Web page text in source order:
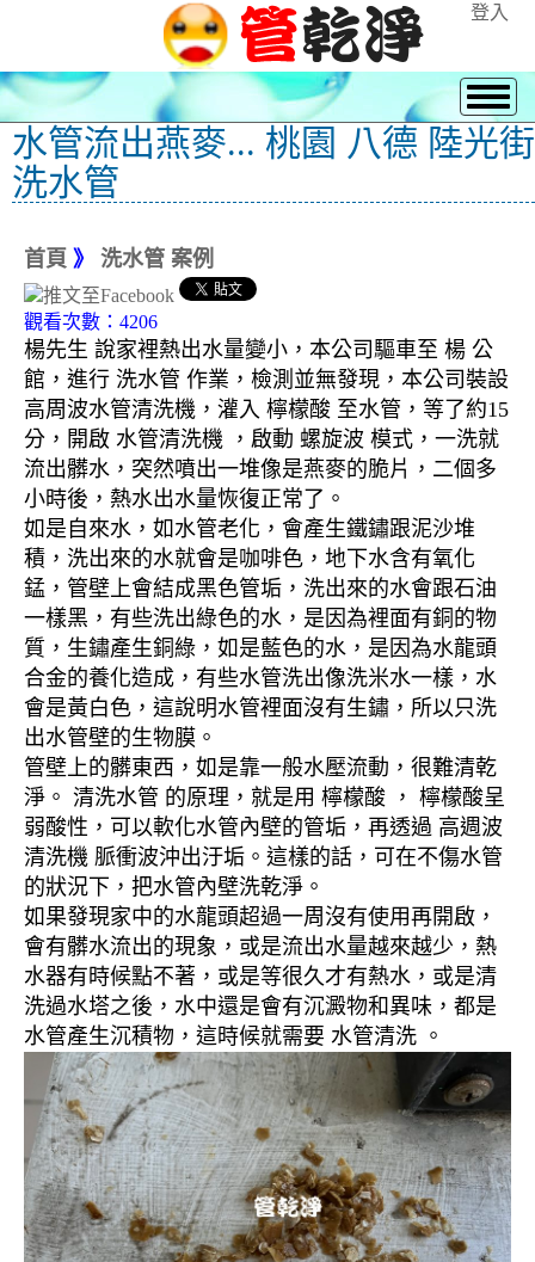
登入
水管流出燕麥... 桃園 八德 陸光街
洗水管
首頁 》 洗水管 案例
觀看次數：4206
楊先生 說家裡熱出水量變小，本公司驅車至 楊 公
館，進行 洗水管 作業，檢測並無發現，本公司裝設
高周波水管清洗機，灌入 檸檬酸 至水管，等了約15
分，開啟 水管清洗機 ，啟動 螺旋波 模式，一洗就
流出髒水，突然噴出一堆像是燕麥的脆片，二個多
小時後，熱水出水量恢復正常了。
如是自來水，如水管老化，會產生鐵鏽跟泥沙堆
積，洗出來的水就會是咖啡色，地下水含有氧化
錳，管壁上會結成黑色管垢，洗出來的水會跟石油
一樣黑，有些洗出綠色的水，是因為裡面有銅的物
質，生鏽產生銅綠，如是藍色的水，是因為水龍頭
合金的養化造成，有些水管洗出像洗米水一樣，水
會是黃白色，這說明水管裡面沒有生鏽，所以只洗
出水管壁的生物膜。
管壁上的髒東西，如是靠一般水壓流動，很難清乾
淨。 清洗水管 的原理，就是用 檸檬酸 ， 檸檬酸呈
弱酸性，可以軟化水管內壁的管垢，再透過 高週波
清洗機 脈衝波沖出汙垢。這樣的話，可在不傷水管
的狀況下，把水管內壁洗乾淨。
如果發現家中的水龍頭超過一周沒有使用再開啟，
會有髒水流出的現象，或是流出水量越來越少，熱
水器有時候點不著，或是等很久才有熱水，或是清
洗過水塔之後，水中還是會有沉澱物和異味，都是
水管產生沉積物，這時候就需要 水管清洗 。